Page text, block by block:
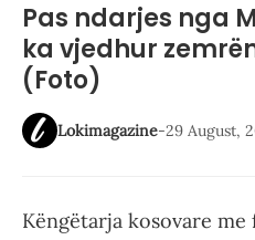
Pas ndarjes nga
ka vjedhur
(Foto)
Lokimagazine-29 August,
Këngëtarja kosovare